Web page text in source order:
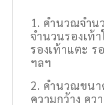
คำนวณจำน
จำนวนรองเท้
รองเท้าแตะ ร
ฯลฯ
คำนวณขนา
ความกว้าง คว